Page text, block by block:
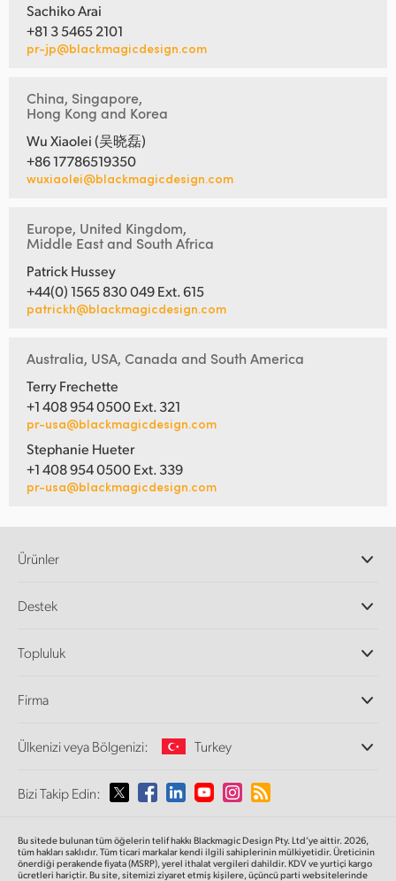
Sachiko Arai
+81 3 5465 2101
pr-jp@blackmagicdesign.com
China, Singapore,
Hong Kong and Korea
Wu Xiaolei (吴晓磊)
+86 17786519350
wuxiaolei@blackmagicdesign.com
Europe, United Kingdom,
Middle East and South Africa
Patrick Hussey
+44(0) 1565 830 049 Ext. 615
patrickh@blackmagicdesign.com
Australia, USA, Canada and South America
Terry Frechette
+1 408 954 0500 Ext. 321
pr-usa@blackmagicdesign.com
Stephanie Hueter
+1 408 954 0500 Ext. 339
pr-usa@blackmagicdesign.com
Ürünler
DaVinci Resolve ve Fusion Yazılımı
Ultimatte
Kayıt ve Oynatım
Video Format Çevirici
Ağ Depolama
Yönlendirici ve Dağıtıcılar
Yayın ve kodlama
Destek
Destek Merkezi
Topluluk
Firma
Hakkımızda
Medya
Ülkenizi veya Bölgenizi: Turkey
Lütfen Ülkenizi veya Bölgenizi Seçiniz
Australia
Bizi Takip Edin:
Bu sitede bulunan tüm öğelerin telif hakkı Blackmagic Design Pty. Ltd’ye aittir. 2026,
tüm hakları saklıdır.Tüm ticari markalar kendi ilgili sahiplerinin mülkiyetidir. Üreticinin
önerdiği perakende fiyata (MSRP), yerel ithalat vergileri dahildir. KDV ve yurtiçi kargo
ücretleri hariçtir. Bu site, sitemizi ziyaret etmiş kişilere, üçüncü parti websitelerinde